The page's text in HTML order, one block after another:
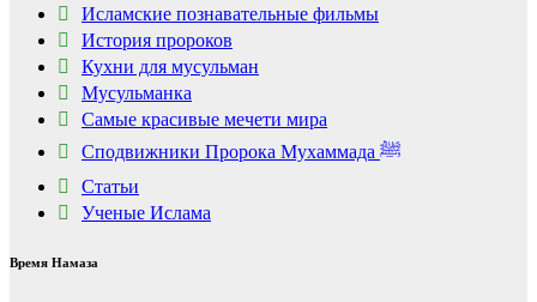
отожгла! Видео не
Исламские познавательные фильмы
История пророков
Кухни для мусульман
Мусульманка
Самые красивые мечети мира
Сподвижники Пророка Мухаммада ﷺ
Статьи
Ученые Ислама
Время Намаза